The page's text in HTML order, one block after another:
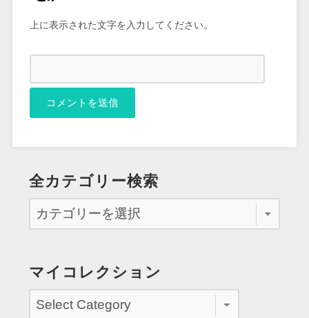
上に表示された文字を入力してください。
全カテゴリー検索
マイコレクション